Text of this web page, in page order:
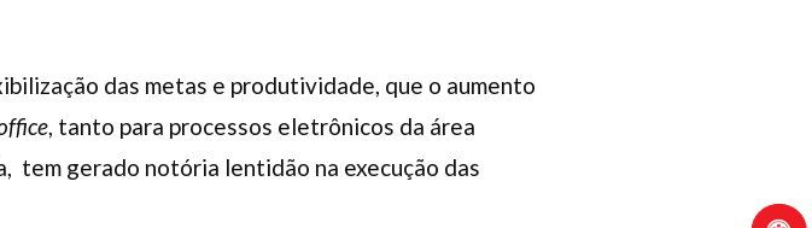
das metas e produtividade, que o aumento
, tanto para processos eletrônicos da área
tem gerado notória lentidão na execução das